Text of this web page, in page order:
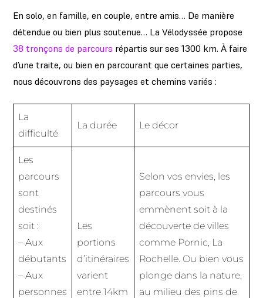
En solo, en famille, en couple, entre amis… De manière
détendue ou bien plus soutenue… La Vélodyssée propose
38 tronçons de parcours répartis sur ses 1300 km. À faire
d’une traite, ou bien en parcourant que certaines parties,
nous découvrons des paysages et chemins variés :
La
difficulté
La durée Le décor
Les
parcours
sont
destinés
soit :
– Aux
débutants
– Aux
personnes
Les
portions
d’itinéraires
varient
entre 14km
Selon vos envies, les
parcours vous
emmènent soit à la
découverte de villes
comme Pornic, La
Rochelle. Ou bien vous
plonge dans la nature,
au milieu des pins de